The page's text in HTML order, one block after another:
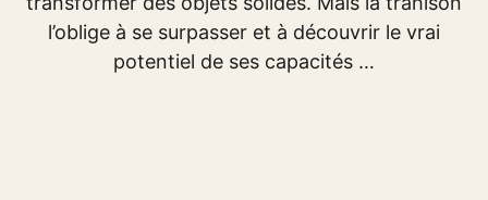
l’oblige à se surpasser et à découvrir le vrai
potentiel de ses capacités …